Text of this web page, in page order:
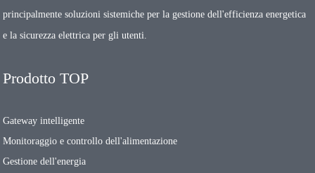
principalmente soluzioni sistemiche per la gestione dell'efficienza energetica
e la sicurezza elettrica per gli utenti.
Prodotto TOP
Gateway intelligente
Monitoraggio e controllo dell'alimentazione
Gestione dell'energia